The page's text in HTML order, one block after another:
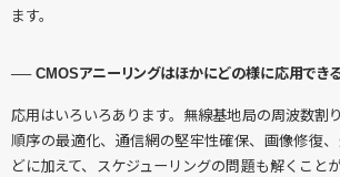
ます。
── CMOSアニーリングはほかにどの様に応用できる
応用はいろいろあります。無線基地局の周波数割
順序の最適化、通信網の堅牢性確保、画像修復
どに加えて、スケジューリングの問題も解くこと